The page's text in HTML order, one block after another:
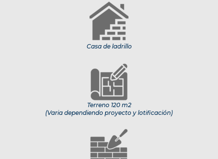
Casa de ladrillo
Terreno 120 m2
(Varia dependiendo proyecto y lotificación)